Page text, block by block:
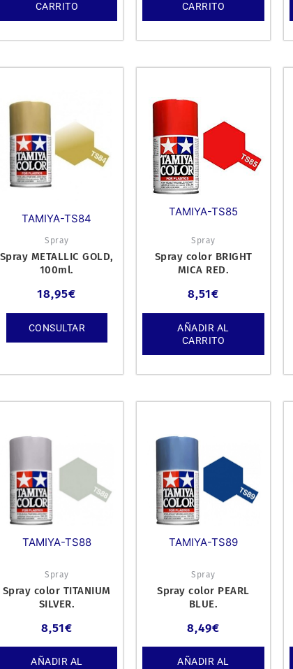
CARRITO
CARRITO
TAMIYA-TS84
Spray
Spray METALLIC GOLD,
100ml.
18,95€
CONSULTAR
TAMIYA-TS85
Spray
Spray color BRIGHT
MICA RED.
8,51€
AÑADIR AL
CARRITO
TAMIYA-TS88
Spray
Spray color TITANIUM
SILVER.
8,51€
AÑADIR AL
TAMIYA-TS89
Spray
Spray color PEARL
BLUE.
8,49€
AÑADIR AL